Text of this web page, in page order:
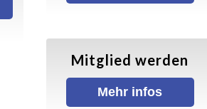
Mitglied werden
Mehr infos